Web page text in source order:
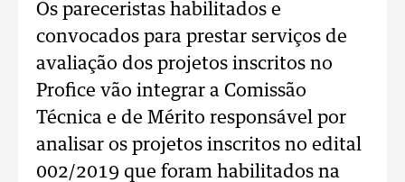
Os pareceristas habilitados e
convocados para prestar serviços de
avaliação dos projetos inscritos no
Profice vão integrar a Comissão
Técnica e de Mérito responsável por
analisar os projetos inscritos no edital
002/2019 que foram habilitados na